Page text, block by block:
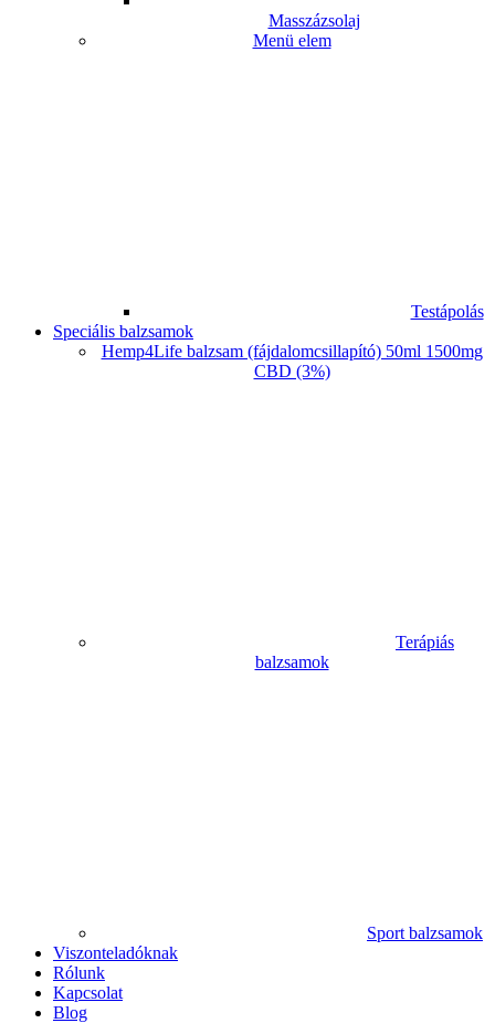
Masszázsolaj
Menü elem
Testápolás
Speciális balzsamok
Hemp4Life balzsam (fájdalomcsillapító) 50ml 1500mg
CBD (3%)
Terápiás
balzsamok
Sport balzsamok
Viszonteladóknak
Rólunk
Kapcsolat
Blog